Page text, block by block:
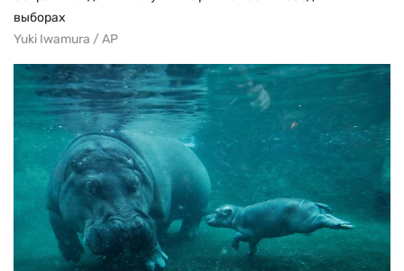
выборах
Yuki Iwamura / AP